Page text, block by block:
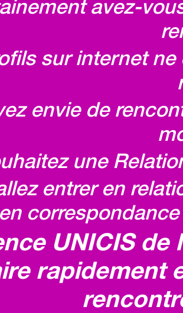
avez-
sur internet
envie de
une
entrer en
UNICIS
rapidement